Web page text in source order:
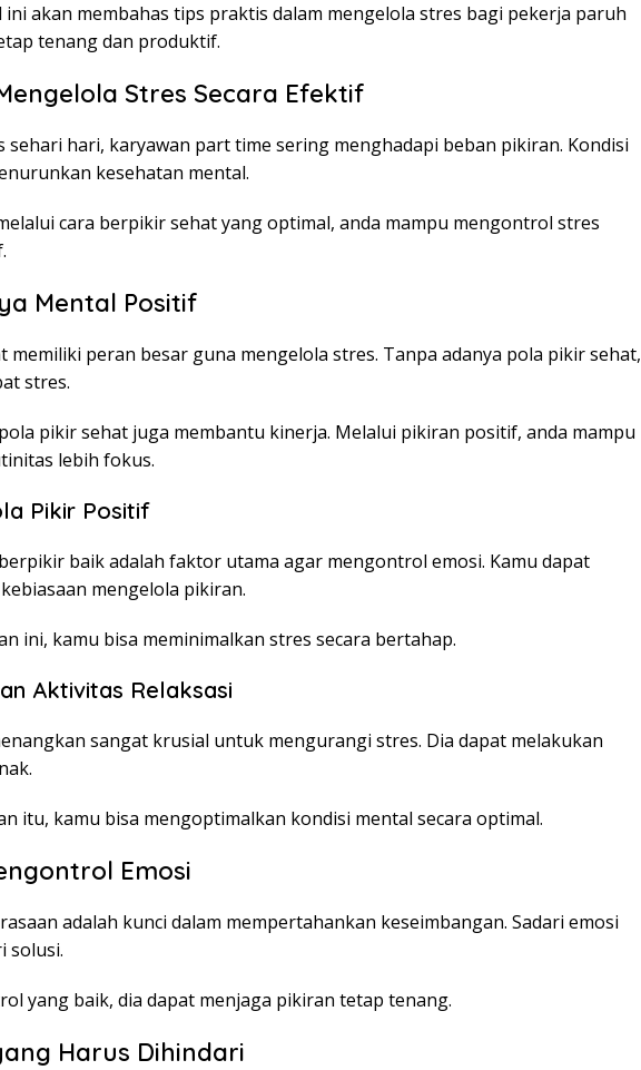
ini akan membahas tips praktis dalam mengelola stres bagi pekerja paruh
tenang dan produktif.
Stres Secara Efektif
sehari hari, karyawan part time sering menghadapi beban pikiran. Kondisi
kesehatan mental.
cara berpikir sehat yang optimal, anda mampu mengontrol stres
Mental Positif
memiliki peran besar guna mengelola stres. Tanpa adanya pola pikir sehat,
stres.
pikir sehat juga membantu kinerja. Melalui pikiran positif, anda mampu
lebih fokus.
Pikir Positif
baik adalah faktor utama agar mengontrol emosi. Kamu dapat
mengelola pikiran.
ini, kamu bisa meminimalkan stres secara bertahap.
Aktivitas Relaksasi
sangat krusial untuk mengurangi stres. Dia dapat melakukan
itu, kamu bisa mengoptimalkan kondisi mental secara optimal.
Emosi
adalah kunci dalam mempertahankan keseimbangan. Sadari emosi
solusi.
yang baik, dia dapat menjaga pikiran tetap tenang.
Harus Dihindari